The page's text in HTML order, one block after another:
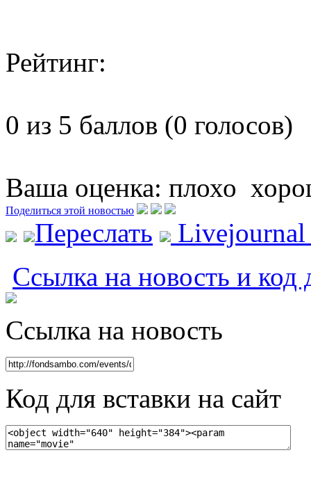
Рейтинг:
0 из 5 баллов (0 голосов)
Ваша оценка: плохо
Поделиться этой новостью
Переслать
Ссылка на новость и код
Ссылка на новость
Код для вставки на сайт